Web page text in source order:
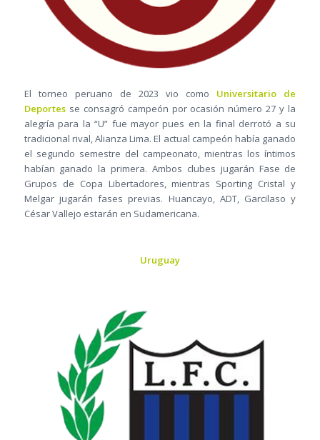
El torneo peruano de 2023 vio como Universitario de
Deportesse consagró campeón por ocasión número 27 y la
alegría para la “U” fue mayor pues en la final derrotó a su
tradicional rival, Alianza Lima. El actual campeón había ganado
el segundo semestre del campeonato, mientras los íntimos
habían ganado la primera. Ambos clubes jugarán Fase de
Grupos de Copa Libertadores, mientras Sporting Cristal y
Melgar jugarán fases previas. Huancayo, ADT, Garcilaso y
César Vallejo estarán en Sudamericana.
Uruguay